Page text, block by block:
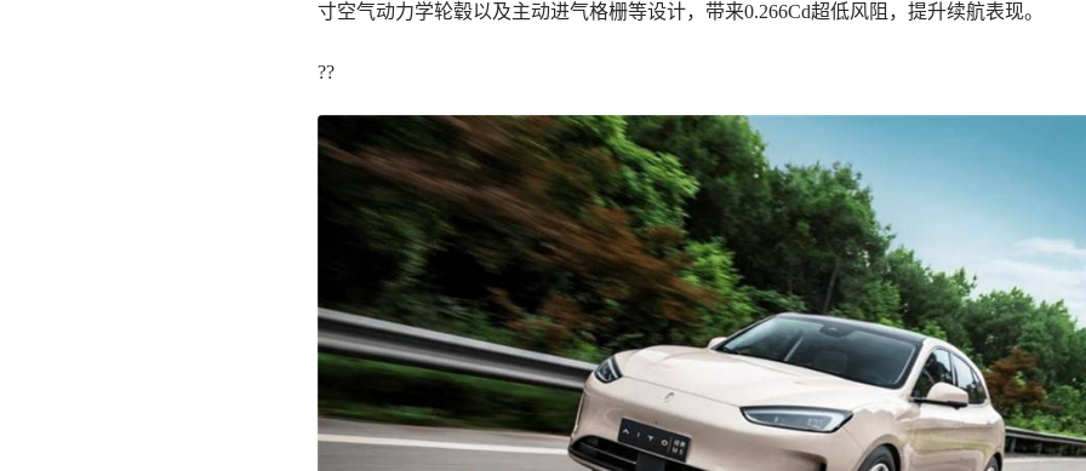
寸空气动力学轮毂以及主动进气格栅等设计，带来0.266Cd超低风阻，提升续航表现。
??